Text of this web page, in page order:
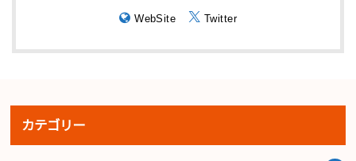
WebSite Twitter
カテゴリー